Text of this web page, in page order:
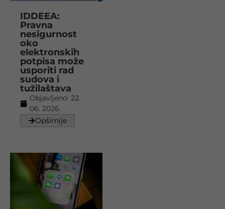
IDDEEA:
Pravna
nesigurnost
oko
elektronskih
potpisa može
usporiti rad
sudova i
tužilaštava
Objavljeno: 22.
06. 2026.
Opširnije